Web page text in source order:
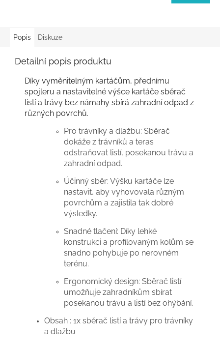
Popis Diskuze
Detailní popis produktu
Díky vyměnitelným kartáčům, přednímu
spojleru a nastavitelné výšce kartáče sběrač
listí a trávy bez námahy sbírá zahradní odpad z
různých povrchů.
Pro trávníky a dlažbu: Sběrač
dokáže z trávníků a teras
odstraňovat listí, posekanou trávu a
zahradní odpad.
Účinný sběr: Výšku kartáče lze
nastavit, aby vyhovovala různým
povrchům a zajistila tak dobré
výsledky.
Snadné tlačení: Díky lehké
konstrukci a profilovaným kolům se
snadno pohybuje po nerovném
terénu.
Ergonomický design: Sběrač listí
umožňuje zahradníkům sbírat
posekanou trávu a listí bez ohýbání.
Obsah : 1x sběrač listí a trávy pro trávníky
a dlažbu